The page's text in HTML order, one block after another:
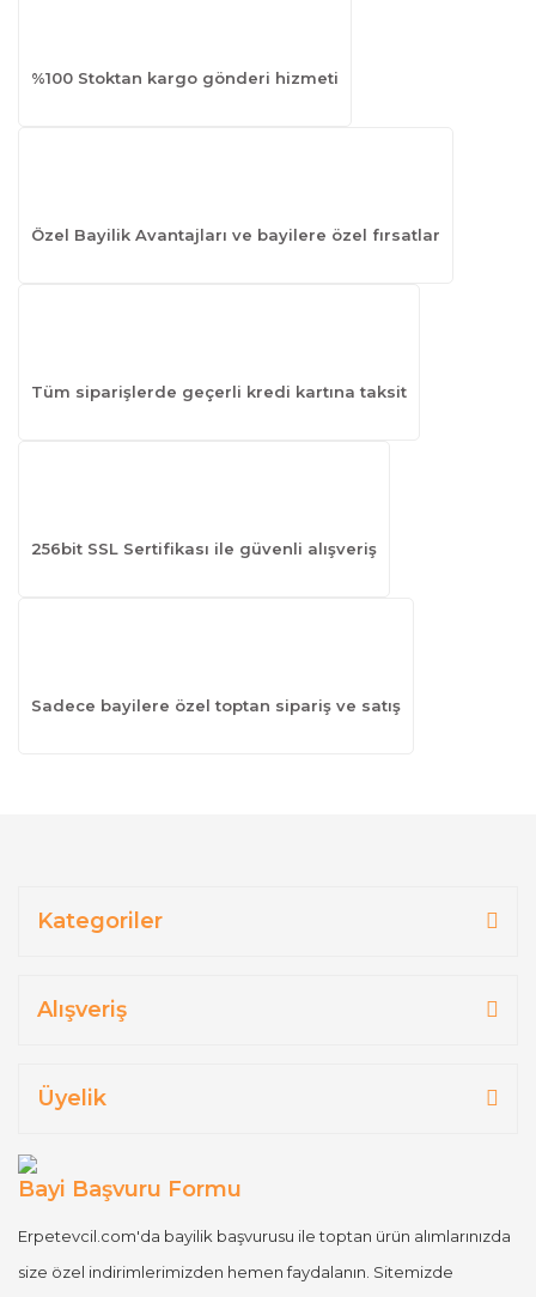
%100 Stoktan kargo gönderi hizmeti
Özel Bayilik Avantajları ve bayilere özel fırsatlar
Tüm siparişlerde geçerli kredi kartına taksit
256bit SSL Sertifikası ile güvenli alışveriş
Sadece bayilere özel toptan sipariş ve satış
Kategoriler
Alışveriş
Üyelik
Bayi Başvuru Formu
Erpetevcil.com'da bayilik başvurusu ile toptan ürün alımlarınızda
size özel indirimlerimizden hemen faydalanın. Sitemizde